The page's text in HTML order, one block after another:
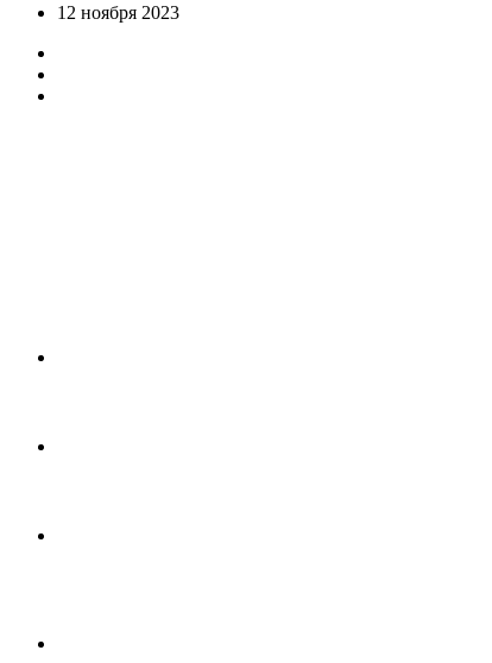
12 ноября 2023